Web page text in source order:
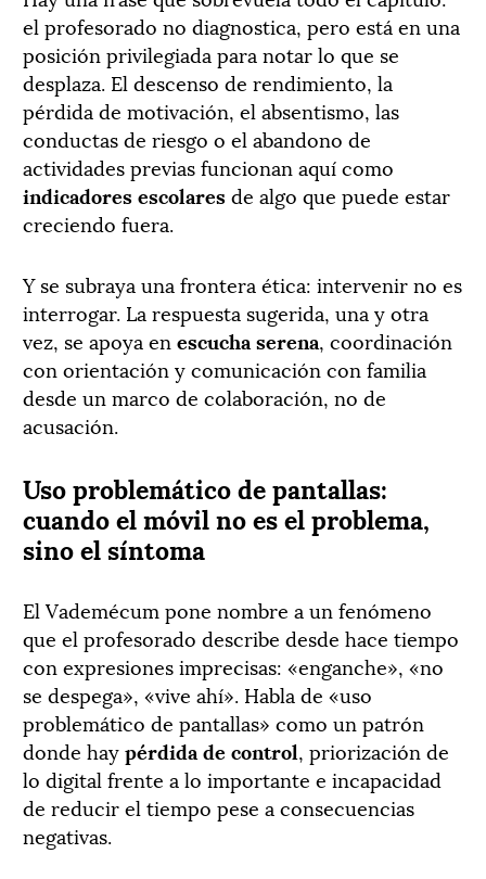
el profesorado no diagnostica, pero está en una
posición privilegiada para notar lo que se
desplaza. El descenso de rendimiento, la
pérdida de motivación, el absentismo, las
conductas de riesgo o el abandono de
actividades previas funcionan aquí como
indicadores escolaresde algo que puede estar
creciendo fuera.
Y se subraya una frontera ética: intervenir no es
interrogar. La respuesta sugerida, una y otra
vez, se apoya en escucha serena, coordinación
con orientación y comunicación con familia
desde un marco de colaboración, no de
acusación.
Uso problemático de pantallas:
cuando el móvil no es el problema,
sino el síntoma
El Vademécum pone nombre a un fenómeno
que el profesorado describe desde hace tiempo
con expresiones imprecisas: «enganche», «no
se despega», «vive ahí». Habla de «uso
problemático de pantallas» como un patrón
donde haypérdida de control, priorización de
lo digital frente a lo importante e incapacidad
de reducir el tiempo pese a consecuencias
negativas.